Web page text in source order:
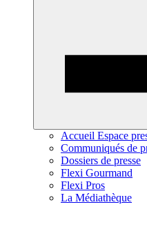
Accueil Espace
Communiqués de
Dossiers de presse
Flexi Gourmand
Flexi Pros
La Médiathèque